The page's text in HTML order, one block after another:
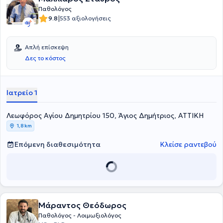
Παθολόγος
9.8|553 αξιολογήσεις
Απλή επίσκεψη
Δες το κόστος
Ιατρείο 1
Λεωφόρος Αγίου Δημητρίου 150, Άγιος Δημήτριος, ΑΤΤΙΚΗ
1,8 km
Επόμενη διαθεσιμότητα Κλείσε ραντεβού
Μάραντος Θεόδωρος
Παθολόγος - Λοιμωξιολόγος